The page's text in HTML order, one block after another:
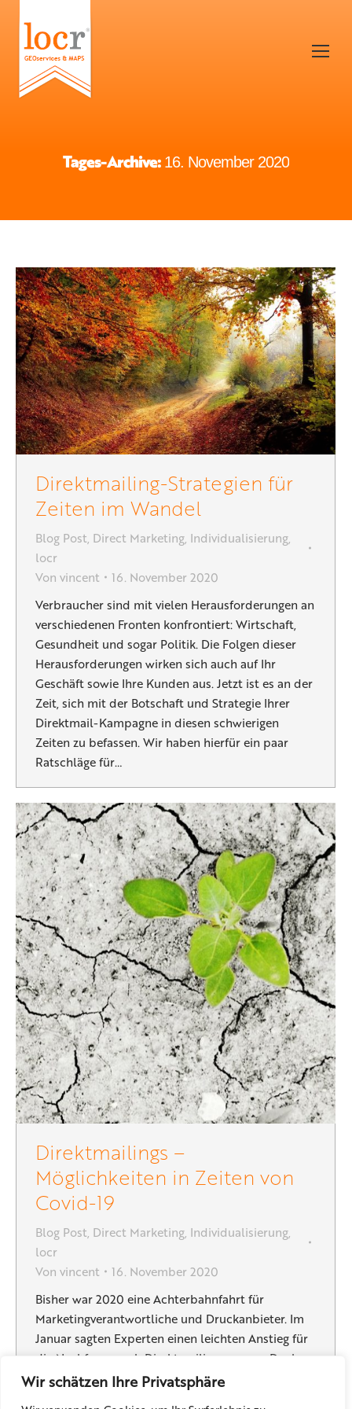
Wir schätzen Ihre Privatsphäre
Tages-Archive: 16. November 2020
Direktmailing-Strategien für
Zeiten im Wandel
Blog Post, Direct Marketing, Individualisierung,
locr
Von vincent
16. November 2020
Verbraucher sind mit vielen Herausforderungen an
verschiedenen Fronten konfrontiert: Wirtschaft,
Gesundheit und sogar Politik. Die Folgen dieser
Herausforderungen wirken sich auch auf Ihr
Geschäft sowie Ihre Kunden aus. Jetzt ist es an der
Zeit, sich mit der Botschaft und Strategie Ihrer
Direktmail-Kampagne in diesen schwierigen
Zeiten zu befassen. Wir haben hierfür ein paar
Ratschläge für…
Direktmailings –
Möglichkeiten in Zeiten von
Covid-19
Blog Post, Direct Marketing, Individualisierung,
locr
Von vincent
16. November 2020
Bisher war 2020 eine Achterbahnfahrt für
Marketingverantwortliche und Druckanbieter. Im
Januar sagten Experten einen leichten Anstieg für
die Nachfrage nach Direktmailings voraus. Doch
bis März machte die Pandemie jegliches